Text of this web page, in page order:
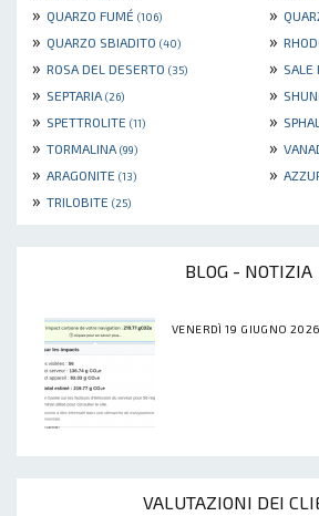
» QUARZO FUMÉ (106) »
» QUARZO SBIADITO (40) »
» ROSA DEL DESERTO (35) » SALE
» SEPTARIA (26) »
» SPETTROLITE (11) »
» TORMALINA (99) »
» ARAGONITE (13) »
» TRILOBITE (25)
BLOG - NOTIZIA
VENERDÌ 19 GIUGNO 2026
VALUTAZIONI DEI